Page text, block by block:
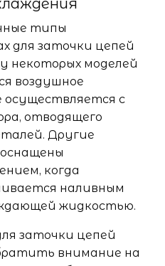
типы
для заточки цепей
некоторых моделей
воздушное
осуществляется с
отводящего
Другие
когда
наливным
жидкостью.
заточки цепей
внимание на